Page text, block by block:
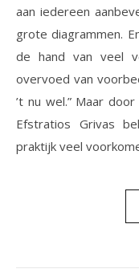
aan iedereen
grote diagrammen.
de hand van veel
overvoed van
’t nu wel.” Maar
Efstratios Grivas
praktijk veel